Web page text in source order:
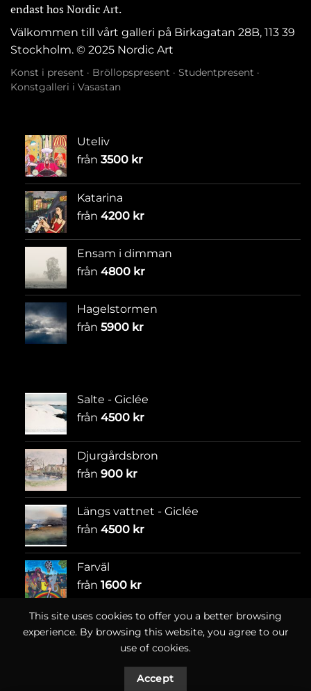
endast hos Nordic Art.
Välkommen till vårt galleri på Birkagatan 28B, 113 39
Stockholm. © 2025 Nordic Art
Konst i present · Bröllopspresent · Studentpresent ·
Konstgalleri i Vasastan
Uteliv
från 3500 kr
Katarina
från 4200 kr
Ensam i dimman
från 4800 kr
Hagelstormen
från 5900 kr
Salte - Giclée
från 4500 kr
Djurgårdsbron
från 900 kr
Längs vattnet - Giclée
från 4500 kr
Farväl
från 1600 kr
This site uses cookies to offer you a better browsing
experience. By browsing this website, you agree to our
use of cookies.
Accept